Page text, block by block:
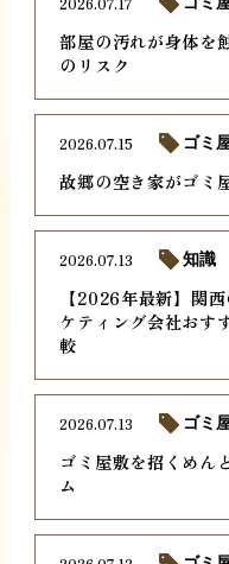
部屋の汚れが身体を
のリスク
故郷の空き家がゴミ
2026.07.15 ゴミ
【2026年最新】関
ケティング会社おす
較
2026.07.13 知識
ゴミ屋敷を招くめん
ム
2026.07.13 ゴミ